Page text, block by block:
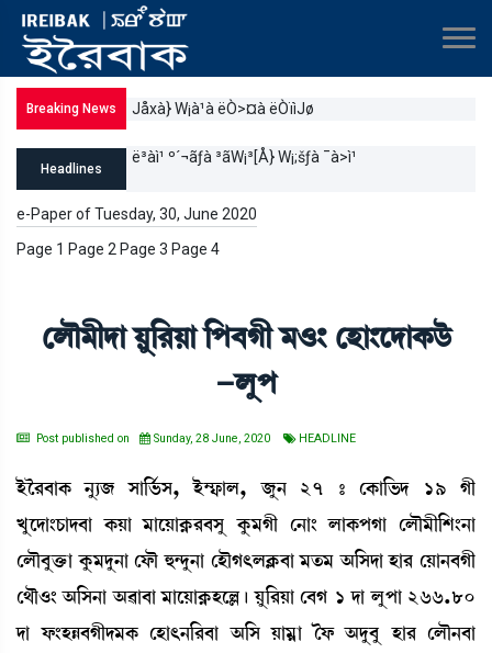
Breaking News Jåxà} W¡à¹à ëÒ>¤à ëÒïìJø
Headlines
ë³àì¹ º´¬ãƒà ³ãW¡³[Å} W¡;šƒà ¯à>ì¹
e-Paper of Tuesday, 30, June 2020
Page 1 Page 2 Page 3 Page 4
ëºï³ãƒà Úå[¹Úà [š¤Kã ³*} ëÒà}ìƒàA¡l¡ü
-ºåš
Post published on Sunday, 28 June, 2020 HEADLINE
Òüî¹¤àA¡ >å¸\ Îà[®¢¡Î, Òü´£¡àº, \å> 27 – ëA¡à[®¡ƒ 19 Kã
Jåìƒà}W¡àƒ¤à A¡Úà ³àìÚàA¥¡¹¤Îå Aå¡³Kã ë>à} ºàA¡šKà ëºï³ã[Å}>à
ëºï¤åv¡û¡à Aå¡³ƒå>à ëó¡ï ×@ƒå>à ëÒïK;ºAÃ¡¤à ³t¡³ "[Îƒà Òà¹ ëÚà>¤Kã
ë=ï*} "[Î>à "¯à¤à ³àìÚàA¥¡ÒìÀ¡ú Úå[¹Úà ë¤K 1 ƒà ºåšà 266.80
ƒà ó¡}ÒÄ¤Kãƒ³A¡ ëÒà;>[¹¤à "[Î Úà³¥à íó¡ "ƒå¤å Òà¹ ëºï>¤à